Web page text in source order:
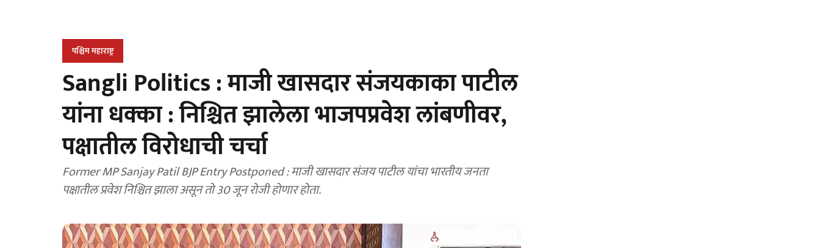
पश्चिम महाराष्ट्र
Sangli Politics : माजी खासदार संजयकाका पाटील
यांना धक्का : निश्चित झालेला भाजपप्रवेश लांबणीवर,
पक्षातील विरोधाची चर्चा
Former MP Sanjay Patil BJP Entry Postponed : माजी खासदार संजय पाटील यांचा भारतीय जनता
पक्षातील प्रवेश निश्चित झाला असून तो 30 जून रोजी होणार होता.